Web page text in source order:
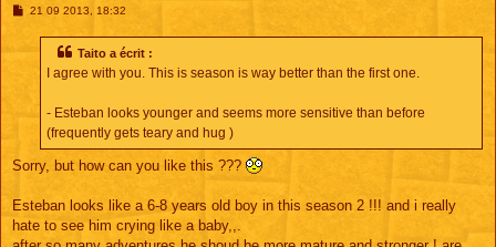
M21 09 2013, 18:32
Taito a écrit :
I agree with you. This is season is way better than the first one.
- Esteban looks younger and seems more sensitive than before
(frequently gets teary and hug )
Sorry, but how can you like this ???
Esteban looks like a 6-8 years old boy in this season 2 !!! and i really
hate to see him crying like a baby,,.